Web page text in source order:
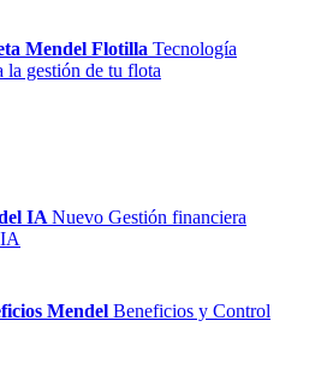
Mendel Flotilla Tecnología
la gestión de tu flota
IA Nuevo Gestión financiera
Mendel Beneficios y Control